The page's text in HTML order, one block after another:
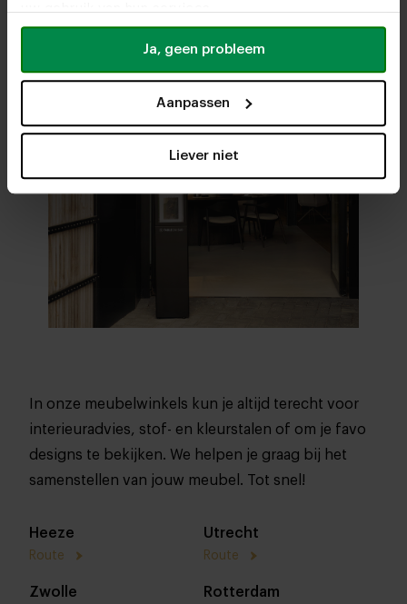
Ja, geen probleem
Aanpassen
Liever niet
In onze meubelwinkels kun je altijd terecht voor
interieuradvies, stof- en kleurstalen of om je favo
designs te bekijken. We helpen je graag bij het
samenstellen van jouw meubel. Tot snel!
Heeze
Route
Utrecht
Route
Zwolle Rotterdam